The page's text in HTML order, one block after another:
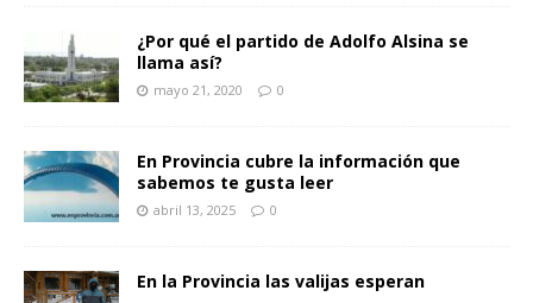
¿Por qué el partido de Adolfo Alsina se
llama así?
mayo 21, 2020 0
En Provincia cubre la información que
sabemos te gusta leer
abril 13, 2025 0
En la Provincia las valijas esperan